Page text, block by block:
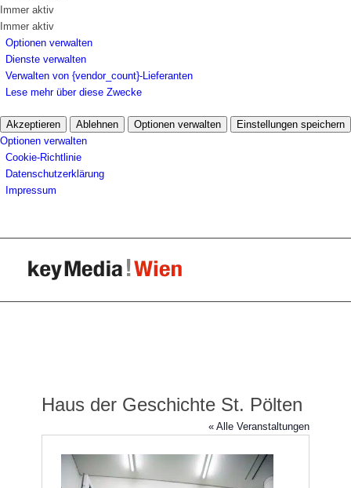
Immer aktiv
Immer aktiv
Optionen verwalten
Dienste verwalten
Verwalten von {vendor_count}-Lieferanten
Lese mehr über diese Zwecke
Akzeptieren Ablehnen Optionen verwalten
Einstellungen speichern
Optionen verwalten
Cookie-Richtlinie
Datenschutzerklärung
Impressum
Haus der Geschichte St. Pölten
« Alle Veranstaltungen